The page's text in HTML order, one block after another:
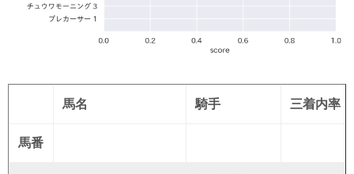
馬名 騎手 三着内率
馬番